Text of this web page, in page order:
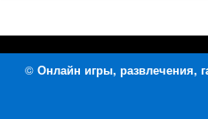
© Онлайн игры, развлечения,